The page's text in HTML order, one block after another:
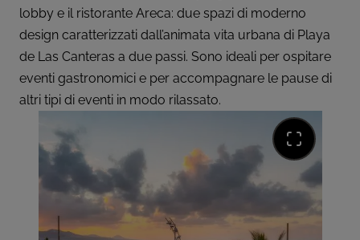
lobby e il ristorante Areca: due spazi di moderno
design caratterizzati dall’animata vita urbana di Playa
de Las Canteras a due passi. Sono ideali per ospitare
eventi gastronomici e per accompagnare le pause di
altri tipi di eventi in modo rilassato.